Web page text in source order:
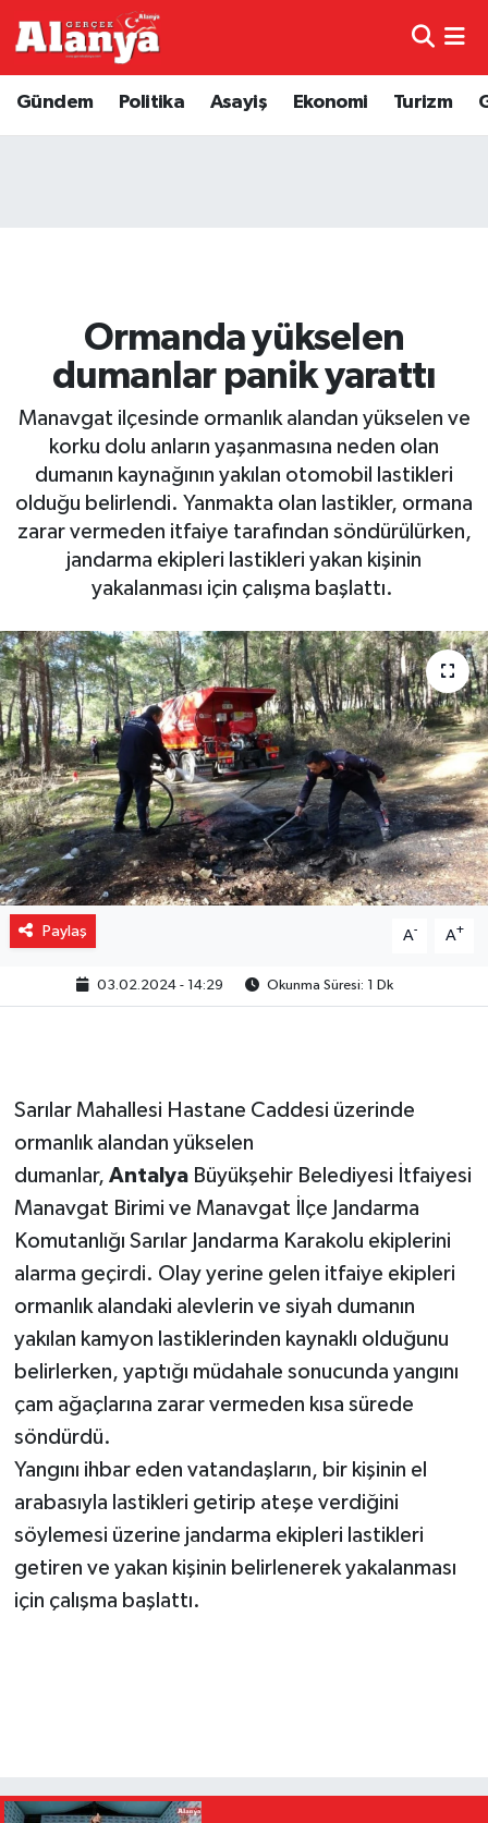
Gündem Politika Asayiş Ekonomi Turizm
Ormanda yükselen
dumanlar panik yarattı
Manavgat ilçesinde ormanlık alandan yükselen ve
korku dolu anların yaşanmasına neden olan
dumanın kaynağının yakılan otomobil lastikleri
olduğu belirlendi. Yanmakta olan lastikler, ormana
zarar vermeden itfaiye tarafından söndürülürken,
jandarma ekipleri lastikleri yakan kişinin
yakalanması için çalışma başlattı.
Paylaş A- A+
03.02.2024 - 14:29 Okunma Süresi: 1 Dk
Sarılar Mahallesi Hastane Caddesi üzerinde
ormanlık alandan yükselen
dumanlar, AntalyaBüyükşehir Belediyesi İtfaiyesi
Manavgat Birimi ve Manavgat İlçe Jandarma
Komutanlığı Sarılar Jandarma Karakolu ekiplerini
alarma geçirdi. Olay yerine gelen itfaiye ekipleri
ormanlık alandaki alevlerin ve siyah dumanın
yakılan kamyon lastiklerinden kaynaklı olduğunu
belirlerken, yaptığı müdahale sonucunda yangını
çam ağaçlarına zarar vermeden kısa sürede
söndürdü.
Yangını ihbar eden vatandaşların, bir kişinin el
arabasıyla lastikleri getirip ateşe verdiğini
söylemesi üzerine jandarma ekipleri lastikleri
getiren ve yakan kişinin belirlenerek yakalanması
için çalışma başlattı.
Genel
Diğer
Dünya
Ekonomi
Gizlilik İlkeleri - Privacy Policy
Güncel
Gündem
Politika
Spor
Turizm
Trafik Durumu
Haber Arşivi